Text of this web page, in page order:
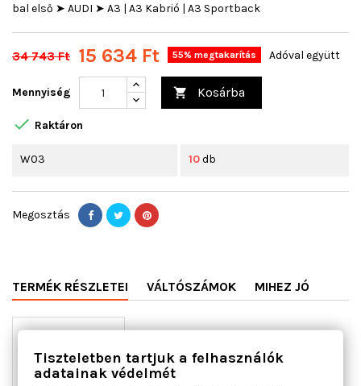
bal első ➤ AUDI ➤ A3 | A3 Kabrió | A3 Sportback
34 743 Ft 15 634 Ft 55% megtakarítás Adóval együtt
Mennyiség  Kosárba
 Raktáron
W03 10db
Megosztás
TERMÉK RÉSZLETEI VÁLTÓSZÁMOK MIHEZ JÓ
Tiszteletben tartjuk a felhasználók
adatainak védelmét